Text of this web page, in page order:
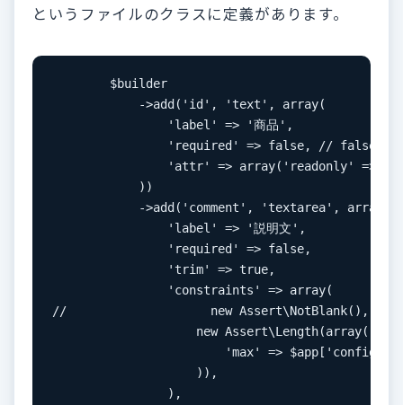
というファイルのクラスに定義があります。
        $builder
            ->add('id', 'text', array(
                'label' => '商品',
'required' => false, // falseに変
'attr' => array('readonly' =>
            ))
            ->add('comment', 'textarea', array(
                'label' => '説明文',
                'required' => false,
                'trim' => true,
                'constraints' => array(
//                    new Assert\NotBlank(), //コメ
                    new Assert\Length(array(
'max' =>
                    )),
                ),